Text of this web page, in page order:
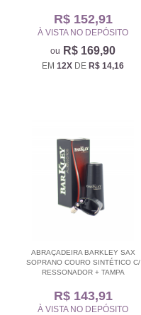
R$ 152,91
À VISTA NO DEPÓSITO
R$ 169,90
EM 12X DE R$ 14,16
ABRAÇADEIRA BARKLEY SAX
SOPRANO COURO SINTÉTICO C/
RESSONADOR + TAMPA
R$ 143,91
À VISTA NO DEPÓSITO